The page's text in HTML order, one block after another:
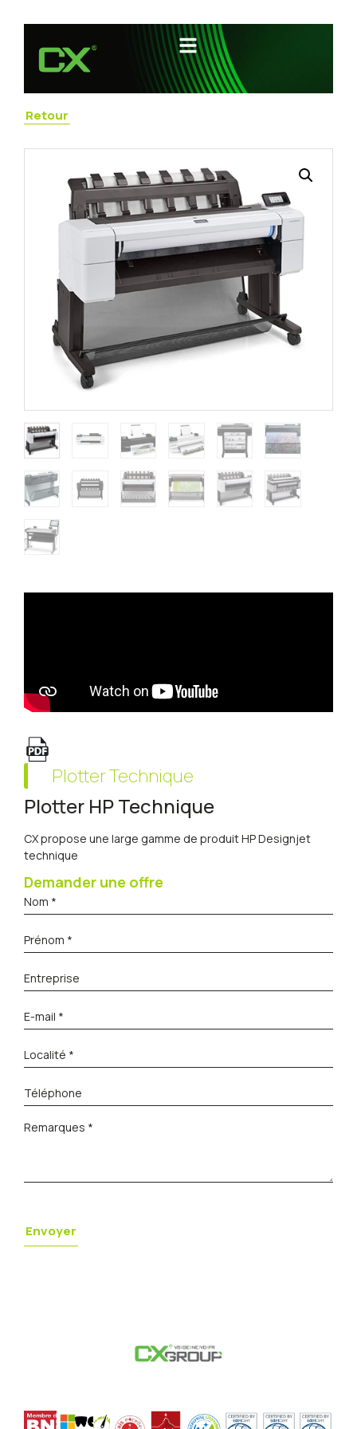
Retour
Plotter Technique
Plotter HP Technique
CX propose une large gamme de produit HP Designjet
technique
Demander une offre